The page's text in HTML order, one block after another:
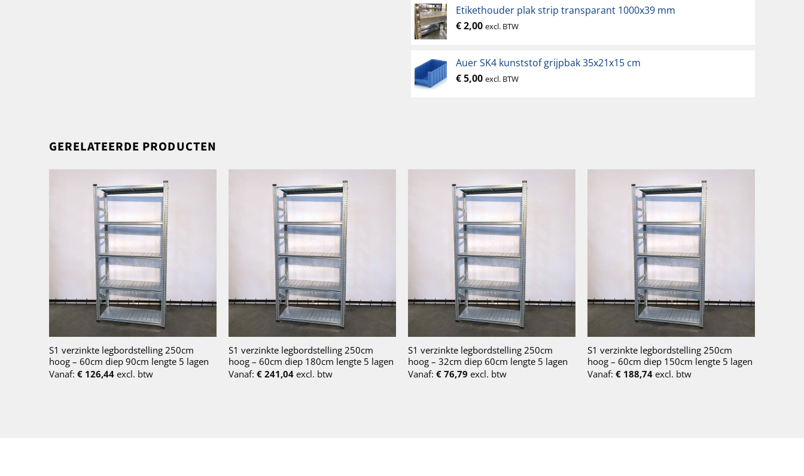
Etikethouder plak strip transparant 1000x39 mm
€2,00 excl. BTW
Auer SK4 kunststof grijpbak 35x21x15 cm
€5,00 excl. BTW
GERELATEERDE PRODUCTEN
S1 verzinkte legbordstelling 250cm
hoog – 60cm diep 90cm lengte 5 lagen
Vanaf: €126,44excl. btw
S1 verzinkte legbordstelling 250cm
hoog – 60cm diep 180cm lengte 5 lagen
Vanaf: €241,04excl. btw
S1 verzinkte legbordstelling 250cm
hoog – 32cm diep 60cm lengte 5 lagen
Vanaf: €76,79 excl. btw
S1 verzinkte legbordstelling 250cm
hoog – 60cm diep 150cm lengte 5 lagen
Vanaf: €188,74excl. btw